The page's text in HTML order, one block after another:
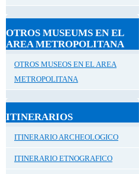
OTROS MUSEUMS EN EL
AREA METROPOLITANA
OTROS MUSEOS EN EL AREA
METROPOLITANA
ITINERARIOS
ITINERARIO ARCHEOLOGICO
ITINERARIO ETNOGRAFICO